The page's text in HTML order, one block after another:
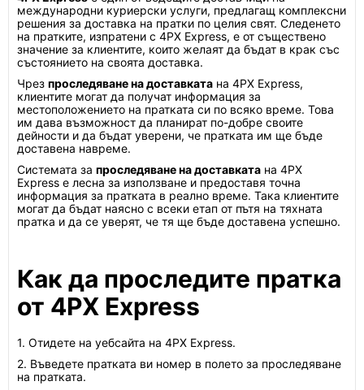
международни куриерски услуги, предлагащ комплексни
решения за доставка на пратки по целия свят. Следенето
на пратките, изпратени с 4PX Express, е от съществено
значение за клиентите, които желаят да бъдат в крак със
състоянието на своята доставка.
Чрез проследяване на доставката на 4PX Express,
клиентите могат да получат информация за
местоположението на пратката си по всяко време. Това
им дава възможност да планират по-добре своите
дейности и да бъдат уверени, че пратката им ще бъде
доставена навреме.
Системата за проследяване на доставката на 4PX
Express е лесна за използване и предоставя точна
информация за пратката в реално време. Така клиентите
могат да бъдат наясно с всеки етап от пътя на тяхната
пратка и да се уверят, че тя ще бъде доставена успешно.
Как да проследите пратка
от 4PX Express
1. Отидете на уебсайта на 4PX Express.
2. Въведете пратката ви номер в полето за проследяване
на пратката.